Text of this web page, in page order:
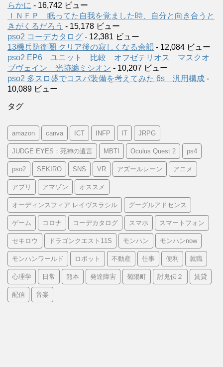
らかに - 16,742 ビュー
ＩＮＦＰ 眠ってた自我を覚ました時、自分と向き合うと
きがくるだろう - 15,178 ビュー
pso2 コーデカタログ - 12,381 ビュー
13機兵防衛圏 クリア後の寂しくなる余韻 - 12,084 ビュー
pso2 EP6 ユニット 比較 オフゼテリオス マスクオ
ブヴェイン 光跡纏ミシオン - 10,207 ビュー
pso2 多スロ盛でコスパ装備を考えてみた 6s 汎用構成 -
10,089 ビュー
タグ
amazon canva ICT INFP IT JRPG
JUDGE EYES：死神の遺言 MBTI Oculus Quest 2 ps4
pso2 SEKIRO SNS VR アズールレーン アニメ
アプリ アマゾン オススメ
オーディンスフィア レイヴスラシル グーグルアドセンス
ゲーム コロナ コーデカタログ スマホ スマートフォン
セキロウ ドラゴンクエスト11S モンハン モンハンnow
モンハンワールド ロボット 不動産 仕事 便利 就職
心理学 日常 熊本 発達障害 菊陽町 討鬼伝２ 賃貸
配信 音楽